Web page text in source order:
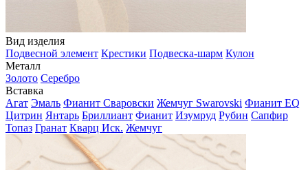
Вид изделия
Подвесной элемент Крестики Подвеска-шарм Кулон
Металл
Золото Серебро
Вставка
Агат Эмаль Фианит Сваровски Жемчуг Swarovski Фианит EQ
Цитрин Янтарь Бриллиант Фианит Изумруд Рубин Сапфир
Топаз Гранат Кварц Иск. Жемчуг